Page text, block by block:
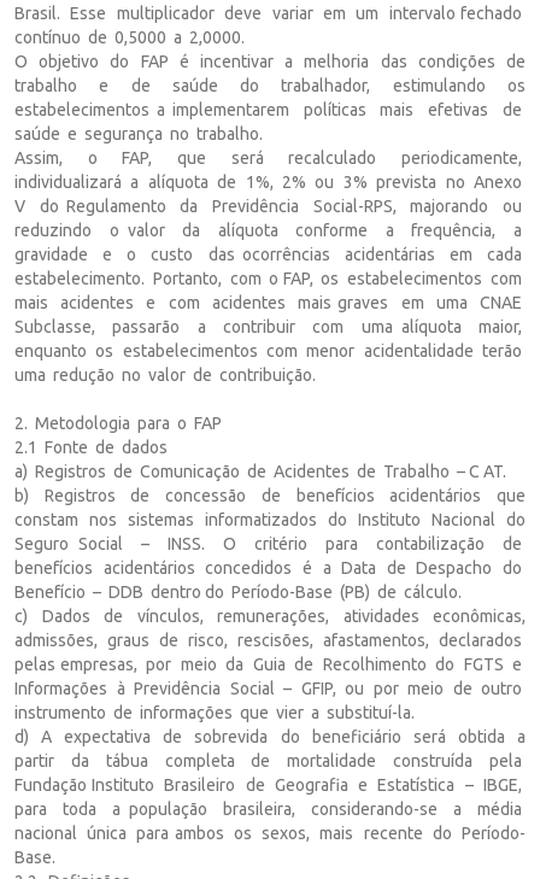
Brasil. Esse multiplicador deve variar em um intervalo fechado
contínuo de 0,5000 a 2,0000.
O objetivo do FAP é incentivar a melhoria das condições de
trabalho e de saúde do trabalhador, estimulando os
estabelecimentos a implementarem políticas mais efetivas de
saúde e segurança no trabalho.
Assim, o FAP, que será recalculado periodicamente,
individualizará a alíquota de 1%, 2% ou 3% prevista no Anexo
V do Regulamento da Previdência Social-RPS, majorando ou
reduzindo o valor da alíquota conforme a frequência, a
gravidade e o custo das ocorrências acidentárias em cada
estabelecimento. Portanto, com o FAP, os estabelecimentos com
mais acidentes e com acidentes mais graves em uma CNAE
Subclasse, passarão a contribuir com uma alíquota maior,
enquanto os estabelecimentos com menor acidentalidade terão
uma redução no valor de contribuição.
2. Metodologia para o FAP
2.1 Fonte de dados
a) Registros de Comunicação de Acidentes de Trabalho – C AT.
b) Registros de concessão de benefícios acidentários que
constam nos sistemas informatizados do Instituto Nacional do
Seguro Social – INSS. O critério para contabilização de
benefícios acidentários concedidos é a Data de Despacho do
Benefício – DDB dentro do Período-Base (PB) de cálculo.
c) Dados de vínculos, remunerações, atividades econômicas,
admissões, graus de risco, rescisões, afastamentos, declarados
pelas empresas, por meio da Guia de Recolhimento do FGTS e
Informações à Previdência Social – GFIP, ou por meio de outro
instrumento de informações que vier a substituí-la.
d) A expectativa de sobrevida do beneficiário será obtida a
partir da tábua completa de mortalidade construída pela
Fundação Instituto Brasileiro de Geografia e Estatística – IBGE,
para toda a população brasileira, considerando-se a média
nacional única para ambos os sexos, mais recente do Período-
Base.